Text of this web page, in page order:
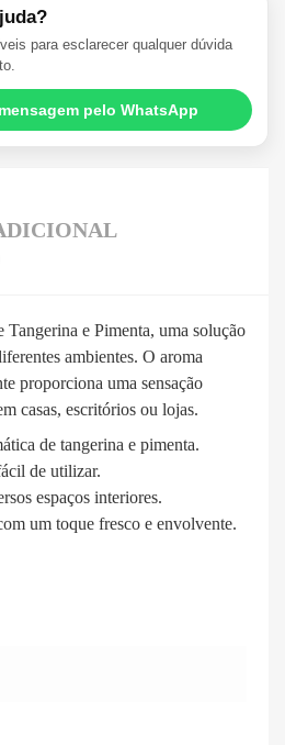
para esclarecer qualquer dúvida
pelo WhatsApp
Tangerina e Pimenta, uma solução
ambientes. O aroma
proporciona uma sensação
casas, escritórios ou lojas.
de tangerina e pimenta.
de utilizar.
espaços interiores.
um toque fresco e envolvente.